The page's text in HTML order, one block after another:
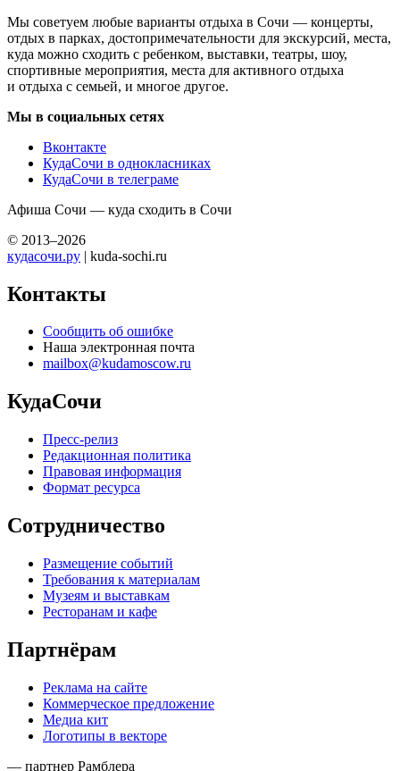
Мы советуем любые варианты отдыха в Сочи — концерты,
отдых в парках, достопримечательности для экскурсий, места,
куда можно сходить с ребенком, выставки, театры, шоу,
спортивные мероприятия, места для активного отдыха
и отдыха с семьей, и многое другое.
Мы в социальных сетях
Вконтакте
КудаСочи в однокласниках
КудаСочи в телеграме
Афиша Сочи — куда сходить в Сочи
© 2013–2026
кудасочи.ру | kuda-sochi.ru
Контакты
Сообщить об ошибке
Наша электронная почта
mailbox@kudamoscow.ru
КудаСочи
Пресс-релиз
Редакционная политика
Правовая информация
Формат ресурса
Сотрудничество
Размещение событий
Требования к материалам
Музеям и выставкам
Ресторанам и кафе
Партнёрам
Реклама на сайте
Коммерческое предложение
Медиа кит
Логотипы в векторе
— партнер Рамблера